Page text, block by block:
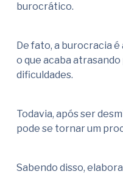
burocrático.
De fato, a burocracia
o que acaba
dificuldades.
Todavia, após ser
pode se tornar um
Sabendo disso,